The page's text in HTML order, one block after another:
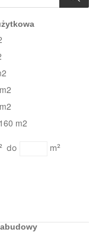
m2
m²